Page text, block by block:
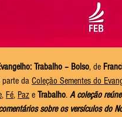
Trabalho – Bolso, de
parte da Coleção Sementes do
, Fé, Paz e Trabalho. A coleção
sobre os versículos do